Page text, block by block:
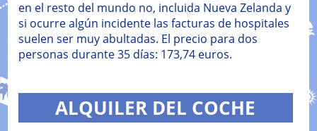
en el resto del mundo no, incluida Nueva Zelanda y
si ocurre algún incidente las facturas de hospitales
suelen ser muy abultadas. El precio para dos
personas durante 35 días: 173,74 euros.
ALQUILER DEL COCHE